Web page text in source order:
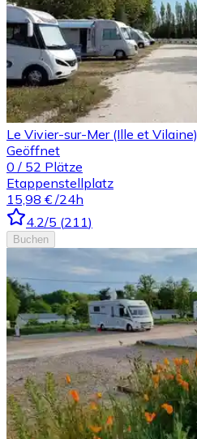
Le Vivier-sur-Mer (Ille et Vilaine)
Geöffnet
0 / 52 Plätze
Etappenstellplatz
15,98 € /24h
4.2/5 (211)
Buchen